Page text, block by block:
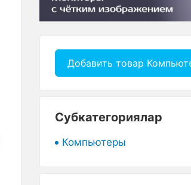
Добавить товар
Субкатегориялар
Компьютеры